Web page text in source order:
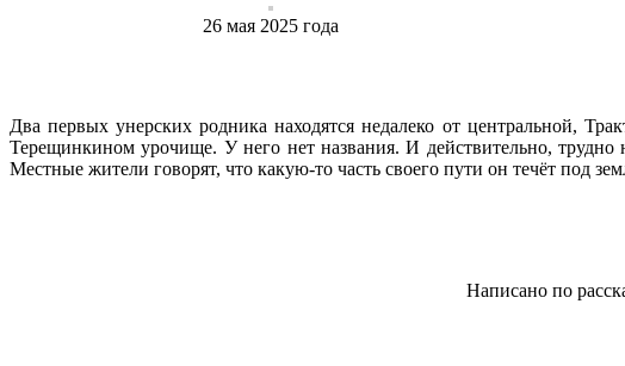
26 ‎мая ‎2025 ‎года
Два первых унерских родника находятся недалеко от центральной,
Терещинкином урочище. У него нет названия. И действительно, трудно
Местные жители говорят, что какую-то часть своего пути он течёт под
Написано по